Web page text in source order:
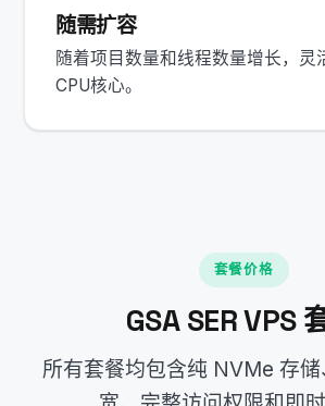
随需扩容
随着项目数量和线程数量增长，灵
CPU核心。
套餐价格
GSA SER VPS
所有套餐均包含纯 NVMe 存